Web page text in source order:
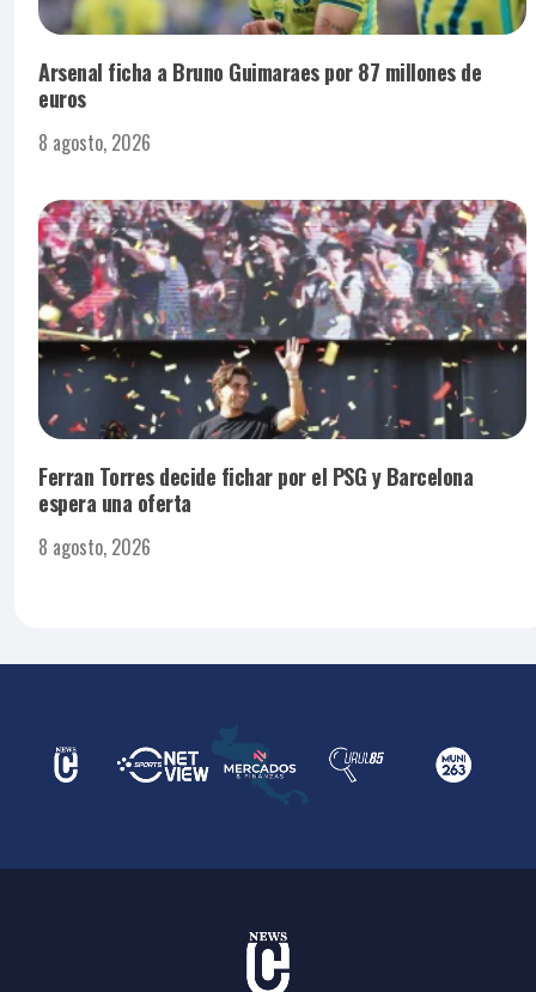
Arsenal ficha a Bruno Guimaraes por 87 millones de
euros
8 agosto, 2026
Ferran Torres decide fichar por el PSG y Barcelona
espera una oferta
8 agosto, 2026